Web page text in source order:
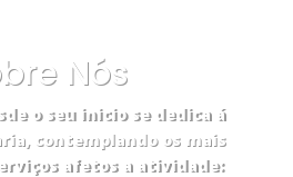
Nós
o seu inicio se dedica á
contemplando os mais
afetos a atividade: